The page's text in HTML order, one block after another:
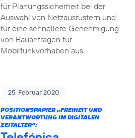
für Planungssicherheit bei der
Auswahl von Netzausrüstern und
für eine schnellere Genehmigung
von Bauanträgen für
Mobilfunkvorhaben aus.
25. Februar 2020
POSITIONSPAPIER „FREIHEIT UND
VERANTWORTUNG IM DIGITALEN
ZEITALTER“: